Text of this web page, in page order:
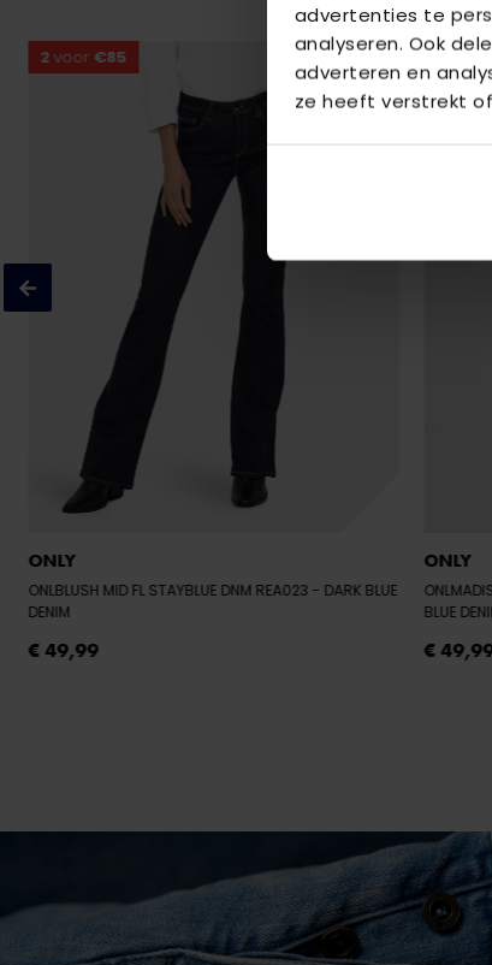
advertenties te
analyseren. Ook
adverteren en
ze heeft verstrekt
2 voor €85
ONLY
ONLBLUSH MID FL STAYBLUE DNM REA023 - DARK BLUE
DENIM
€ 49,99
2 voor
ONLY
BLUE
€